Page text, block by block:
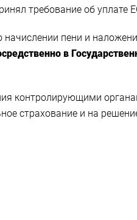
требование об уплате
начислении пени и
в
контролирующими
страхование и на